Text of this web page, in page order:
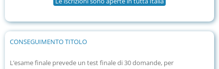
CONSEGUIMENTO TITOLO
L’esame finale prevede un test finale di 30 domande, per